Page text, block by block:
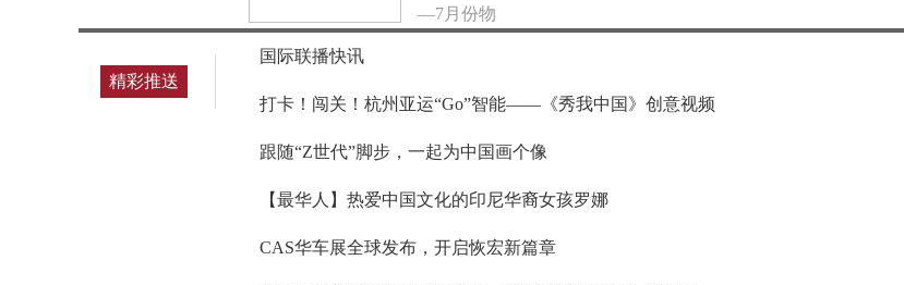
—7月份物
精彩推送
国际联播快讯
打卡！闯关！杭州亚运“Go”智能——《秀我中国》创意视频
跟随“Z世代”脚步，一起为中国画个像
【最华人】热爱中国文化的印尼华裔女孩罗娜
CAS华车展全球发布，开启恢宏新篇章